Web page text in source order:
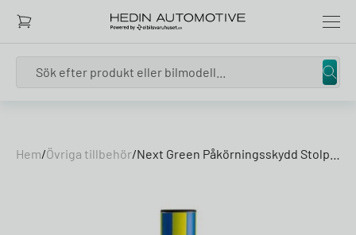
Hem/Övriga tillbehör/